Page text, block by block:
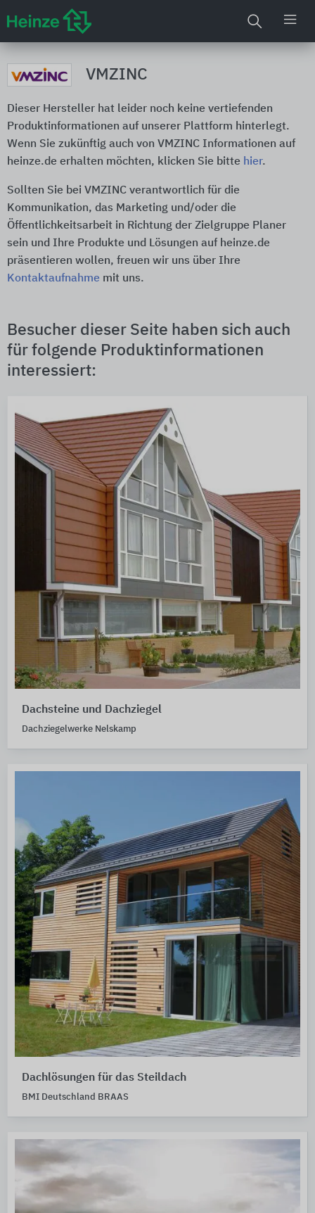
VMZINC
Dieser Hersteller hat leider noch keine vertiefenden
Produktinformationen auf unserer Plattform hinterlegt.
Wenn Sie zukünftig auch von VMZINC Informationen auf
heinze.de erhalten möchten, klicken Sie bitte hier.
Sollten Sie bei VMZINC verantwortlich für die
Kommunikation, das Marketing und/oder die
Öffentlichkeitsarbeit in Richtung der Zielgruppe Planer
sein und Ihre Produkte und Lösungen auf heinze.de
präsentieren wollen, freuen wir uns über Ihre
Kontaktaufnahme mit uns.
Besucher dieser Seite haben sich auch
für folgende Produktinformationen
interessiert:
Dachsteine und Dachziegel
Dachziegelwerke Nelskamp
Dachlösungen für das Steildach
BMI Deutschland BRAAS